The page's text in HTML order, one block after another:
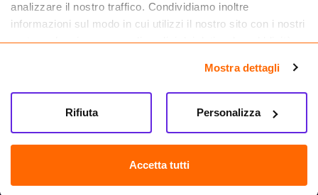
analizzare il nostro traffico. Condividiamo inoltre
informazioni sul modo in cui utilizzi il nostro sito con i nostri
partner che si occupano di analisi dei dati web, pubblicità e
informazioni che hai fornito loro o che hanno raccolto dal
tuo utilizzo dei loro servizi.
Mostra dettagli
Accetta tutti
Personalizza
Rifiuta
Farma.it S.a.s. P. IVA 07417261216 REA: NA-884088
CREDITS
Sede legale Via delle Repubbliche Marinare 128, 80147 Napoli